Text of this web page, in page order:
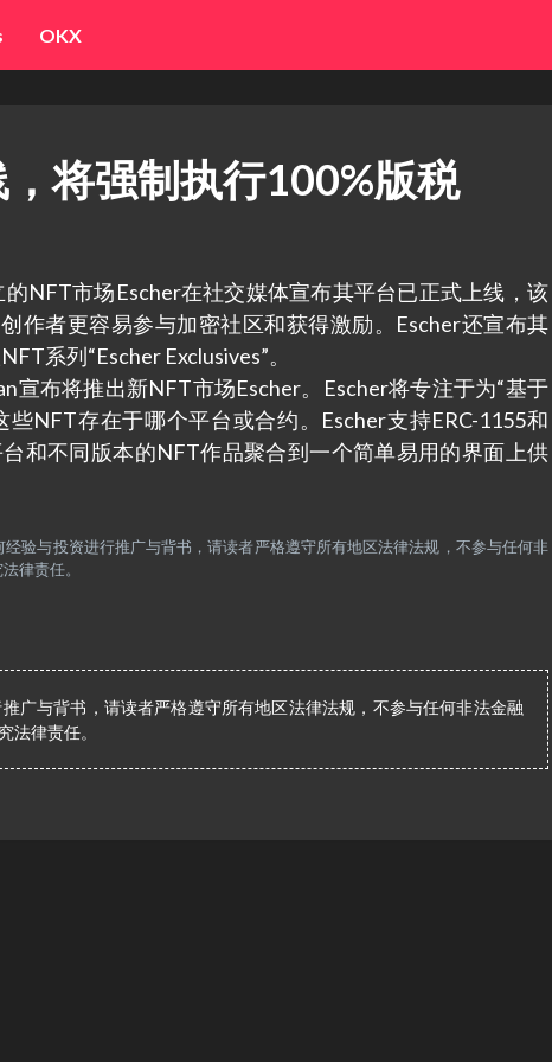
OKX
将强制执行100%版税
NFT市场Escher在社交媒体宣布其平台已正式上线，该
作者更容易参与加密社区和获得激励。Escher还宣布其
系列“Escher Exclusives”。
宣布将推出新NFT市场Escher。Escher将专注于为“基于
NFT存在于哪个平台或合约。Escher支持ERC-1155和
和不同版本的NFT作品聚合到一个简单易用的界面上供
验与投资进行推广与背书，请读者严格遵守所有地区法律法规，不参与任何非
律责任。
广与背书，请读者严格遵守所有地区法律法规，不参与任何非法金融
法律责任。